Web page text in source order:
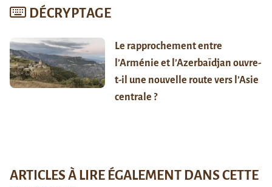
DÉCRYPTAGE
Le rapprochement entre
l’Arménie et l’Azerbaïdjan ouvre-
t-il une nouvelle route vers l’Asie
centrale ?
ARTICLES À LIRE ÉGALEMENT DANS CETTE